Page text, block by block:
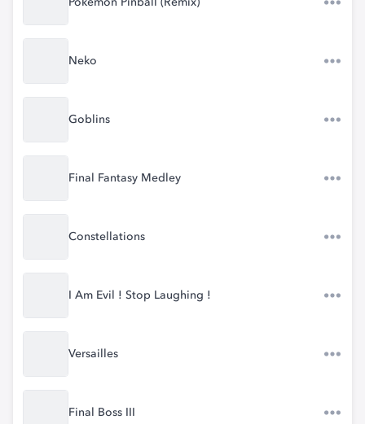
Pokémon Pinball (Remix)
Neko
Goblins
Final Fantasy Medley
Constellations
I Am Evil ! Stop Laughing !
Versailles
Final Boss III